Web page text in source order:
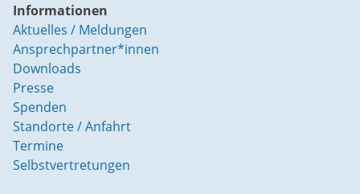
Informationen
Aktuelles / Meldungen
Ansprechpartner*innen
Downloads
Presse
Spenden
Standorte / Anfahrt
Termine
Selbstvertretungen